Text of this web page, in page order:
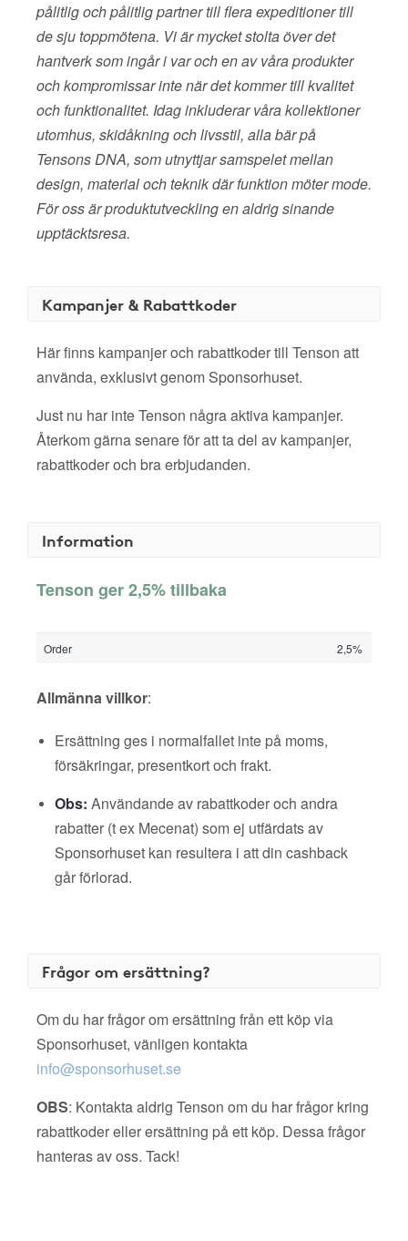
pålitlig och pålitlig partner till flera expeditioner till
de sju toppmötena. Vi är mycket stolta över det
hantverk som ingår i var och en av våra produkter
och kompromissar inte när det kommer till kvalitet
och funktionalitet. Idag inkluderar våra kollektioner
utomhus, skidåkning och livsstil, alla bär på
Tensons DNA, som utnyttjar samspelet mellan
design, material och teknik där funktion möter mode.
För oss är produktutveckling en aldrig sinande
upptäcktsresa.
Kampanjer & Rabattkoder
Här finns kampanjer och rabattkoder till Tenson att
använda, exklusivt genom Sponsorhuset.
Just nu har inte Tenson några aktiva kampanjer.
Återkom gärna senare för att ta del av kampanjer,
rabattkoder och bra erbjudanden.
Information
Tenson ger 2,5% tillbaka
Order 2,5%
Allmänna villkor:
Ersättning ges i normalfallet inte på moms,
försäkringar, presentkort och frakt.
Obs: Användande av rabattkoder och andra
rabatter (t ex Mecenat) som ej utfärdats av
Sponsorhuset kan resultera i att din cashback
går förlorad.
Frågor om ersättning?
Om du har frågor om ersättning från ett köp via
Sponsorhuset, vänligen kontakta
info@sponsorhuset.se
OBS: Kontakta aldrig Tenson om du har frågor kring
rabattkoder eller ersättning på ett köp. Dessa frågor
hanteras av oss. Tack!